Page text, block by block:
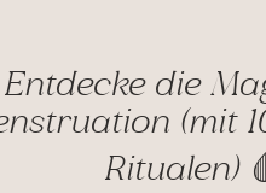
Entdecke die
(mit
Ritualen)